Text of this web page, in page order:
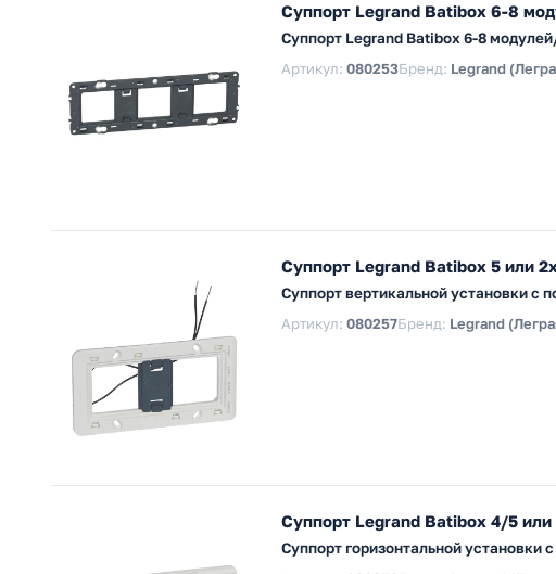
Суппорт Legrand Batibox 6-8
Суппорт Legrand Batibox 6-8
Артикул: 080253Бренд: Legrand
Суппорт Legrand Batibox 5 или
Суппорт вертикальной установки с
Артикул: 080257Бренд: Legrand
Суппорт Legrand Batibox 4/5
Суппорт горизонтальной установки